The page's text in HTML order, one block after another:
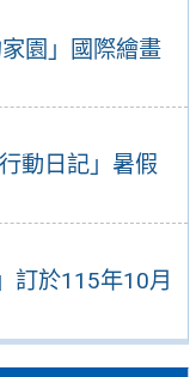
園」國際繪畫
動日記」暑假
訂於115年10月